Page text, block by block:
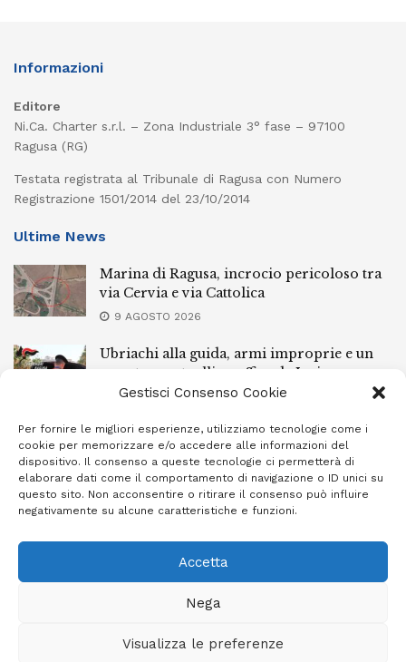
Gestisci Consenso Cookie
Per fornire le migliori esperienze, utilizziamo tecnologie come i
cookie per memorizzare e/o accedere alle informazioni del
dispositivo. Il consenso a queste tecnologie ci permetterà di
elaborare dati come il comportamento di navigazione o ID unici su
questo sito. Non acconsentire o ritirare il consenso può influire
negativamente su alcune caratteristiche e funzioni.
Accetta
Nega
Visualizza le preferenze
Informazioni
Editore
Ni.Ca. Charter s.r.l. – Zona Industriale 3° fase – 97100
Ragusa (RG)
Testata registrata al Tribunale di Ragusa con Numero
Registrazione 1501/2014 del 23/10/2014
Ultime News
Marina di Ragusa, incrocio pericoloso tra
via Cervia e via Cattolica
9 AGOSTO 2026
Ubriachi alla guida, armi improprie e un
arresto: controlli a raffica da Ispica a
Pozzallo
Scippo a Donnalucata, preso un ventenne
ragusano
8 AGOSTO 2026
Giornale Ibleo © 2023 - Powered byStudio Greco - Consulenza